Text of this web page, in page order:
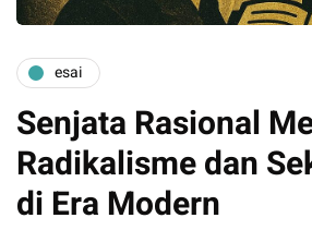
esai
Senjata Rasional
Radikalisme dan
di Era Modern